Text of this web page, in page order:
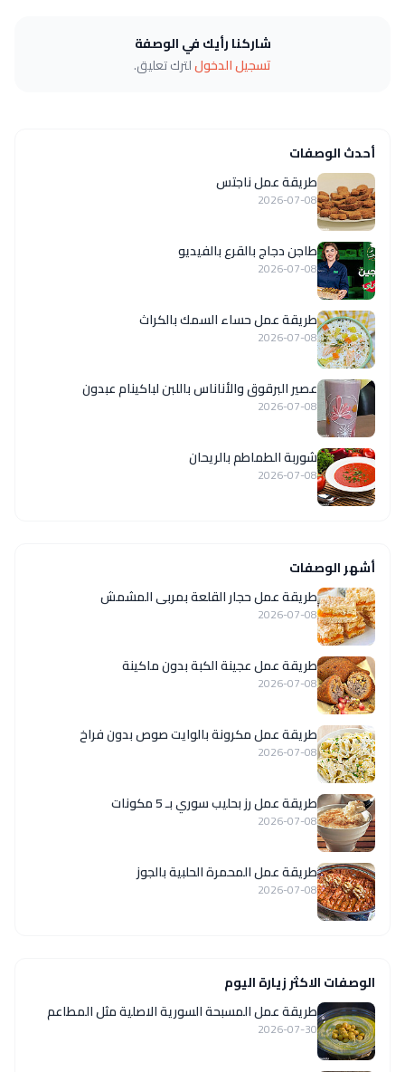
شاركنا رأيك في الوصفة
تسجيل الدخوللترك تعليق.
أحدث الوصفات
طريقة عمل ناجتس
2026-07-08
طاجن دجاج بالقرع بالفيديو
2026-07-08
طريقة عمل حساء السمك بالكراث
2026-07-08
عصير البرقوق والأناناس باللبن لباكينام عبدون
2026-07-08
شوربة الطماطم بالريحان
2026-07-08
أشهر الوصفات
طريقة عمل حجار القلعة بمربى المشمش
2026-07-08
طريقة عمل عجينة الكبة بدون ماكينة
2026-07-08
طريقة عمل مكرونة بالوايت صوص بدون فراخ
2026-07-08
طريقة عمل رز بحليب سوري بـ 5 مكونات
2026-07-08
طريقة عمل المحمرة الحلبية بالجوز
2026-07-08
الوصفات الاكثر زيارة اليوم
‏طريقة عمل المسبحة السورية الاصلية مثل المطاعم
2026-07-30